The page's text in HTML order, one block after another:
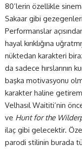
80’lerin özellikle
Sakaar gibi
Performanslar
hayal kırıklığına
nüktedan karakteri
da sadece hırslarının
başka motivasyonu
karakter haline
Velhasıl Waititi’nin
ve Hunt for the
ilaç gibi gelecektir.
parodi stilinin burada